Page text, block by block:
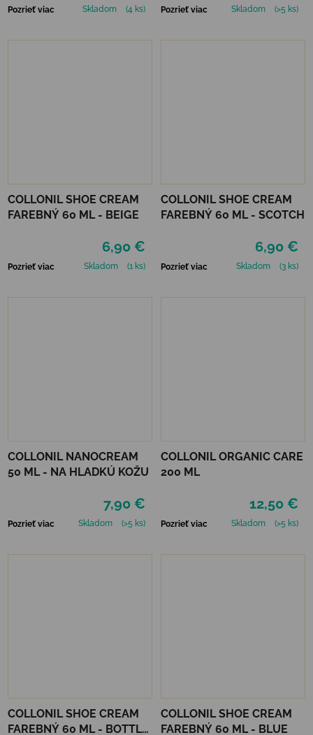
Pozrieť viac Skladom (4 ks) Pozrieť viac Skladom (>5 ks)
COLLONIL SHOE CREAM
FAREBNÝ 60 ML - BEIGE
6,90 €
Pozrieť viac Skladom (1 ks)
COLLONIL SHOE CREAM
FAREBNÝ 60 ML - SCOTCH
6,90 €
Pozrieť viac Skladom (3 ks)
COLLONIL NANOCREAM
50 ML - NA HLADKÚ KOŽU
7,90 €
Pozrieť viac Skladom (>5 ks)
COLLONIL ORGANIC CARE
200 ML
12,50 €
Pozrieť viac Skladom (>5 ks)
COLLONIL SHOE CREAM
FAREBNÝ 60 ML - BOTTLE
COLLONIL SHOE CREAM
FAREBNÝ 60 ML - BLUE